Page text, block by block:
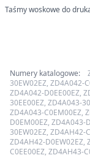
Taśmy woskowe do
Numery katalogowe:
30EW02EZ, ZD4A042-
ZD4A042-D0EE00EZ,
30EE00EZ, ZD4A043-
ZD4A043-C0EM00EZ,
D0EM00EZ, ZD4A043-
30EW02EZ, ZD4AH42-
ZD4AH42-D0EW02EZ,
C0EE00EZ, ZD4AH43-